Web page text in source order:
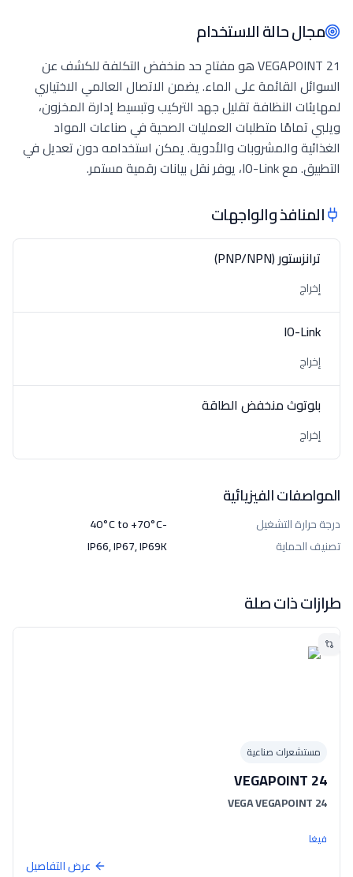
مجال حالة الاستخدام
VEGAPOINT 21 هو مفتاح حد منخفض التكلفة للكشف عن
السوائل القائمة على الماء. يضمن الاتصال العالمي الاختياري
لمهايئات النظافة تقليل جهد التركيب وتبسيط إدارة المخزون،
ويلبي تمامًا متطلبات العمليات الصحية في صناعات المواد
الغذائية والمشروبات والأدوية. يمكن استخدامه دون تعديل في
التطبيق. مع IO-Link، يوفر نقل بيانات رقمية مستمر.
المنافذ والواجهات
ترانزستور (PNP/NPN)
إخراج
IO-Link
إخراج
بلوتوث منخفض الطاقة
إخراج
المواصفات الفيزيائية
درجة حرارة التشغيل
-40°C to +70°C
تصنيف الحماية
IP66, IP67, IP69K
طرازات ذات صلة
مستشعرات صناعية
VEGAPOINT 24
VEGA VEGAPOINT 24
فيغا
عرض التفاصيل